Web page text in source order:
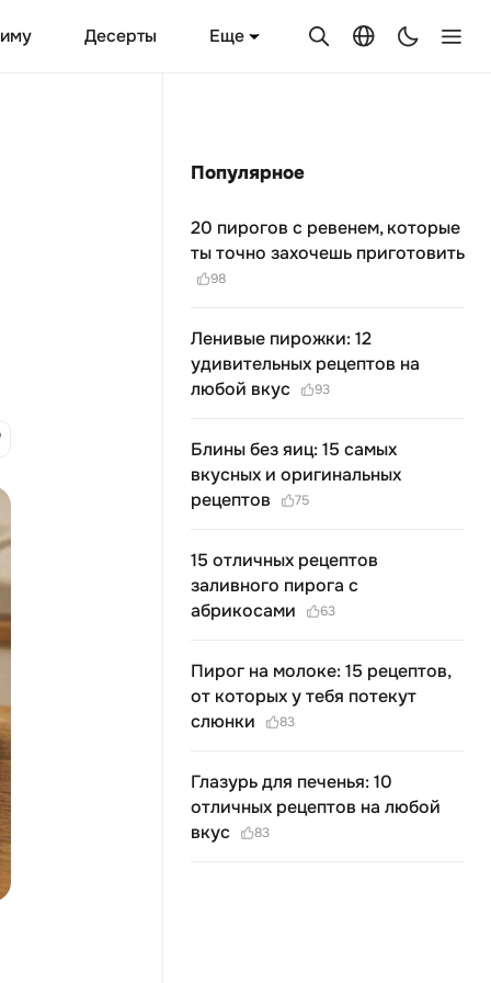
Десерты Еще
Популярное
20 пирогов с ревенем, которые
ты точно захочешь приготовить
98
Ленивые пирожки: 12
удивительных рецептов на
любой вкус
93
Блины без яиц: 15 самых
вкусных и оригинальных
рецептов
75
15 отличных рецептов
заливного пирога с
абрикосами
63
Пирог на молоке: 15 рецептов,
от которых у тебя потекут
слюнки
83
Глазурь для печенья: 10
отличных рецептов на любой
вкус
83